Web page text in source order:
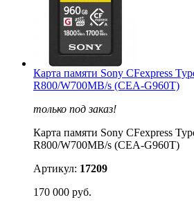
Карта памяти Sony CFexpress
R800/W700MB/s (CEA-G960T)
только под заказ!
Карта памяти Sony CFexpress
R800/W700MB/s (CEA-G960T)
Артикул: 17209
170 000 руб.